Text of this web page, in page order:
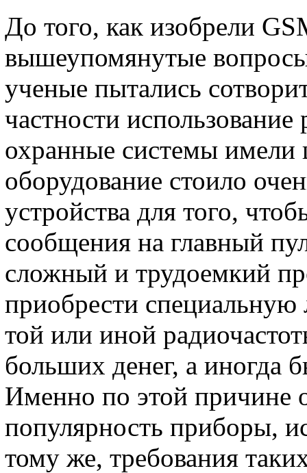
До того, как изобрели
вышеупомянутые
ученые пытались
частности
охранные системы имели
оборудование стоило
устройства для того,
сообщения на главный
сложный и трудоемкий
приобрести специальную
той или иной
больших денег, а иногда
Именно по этой причине
популярность приборы,
тому же, требования